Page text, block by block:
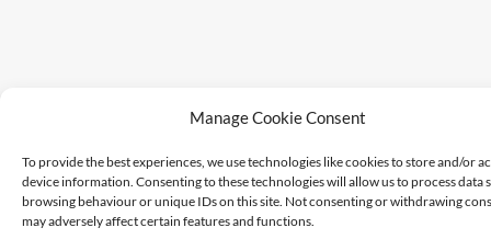
Manage Cookie Consent
To provide the best experiences, we use technologies like cookies to store and/or
device information. Consenting to these technologies will allow us to process data
browsing behaviour or unique IDs on this site. Not consenting or withdrawing
may adversely affect certain features and functions.